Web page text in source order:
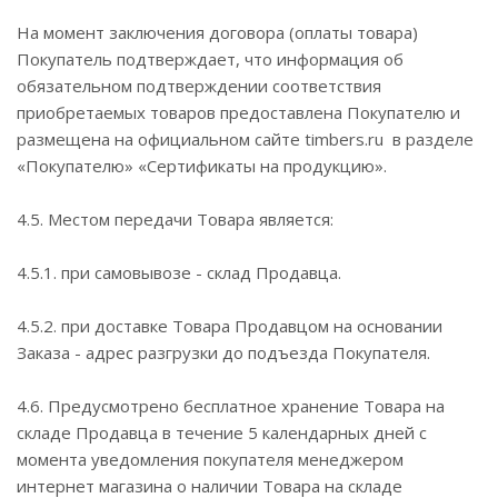
На момент заключения договора (оплаты товара)
Покупатель подтверждает, что информация об
обязательном подтверждении соответствия
приобретаемых товаров предоставлена Покупателю и
размещена на официальном сайте timbers.ru в разделе
«Покупателю» «Сертификаты на продукцию».
4.5. Местом передачи Товара является:
4.5.1. при самовывозе - склад Продавца.
4.5.2. при доставке Товара Продавцом на основании
Заказа - адрес разгрузки до подъезда Покупателя.
4.6. Предусмотрено бесплатное хранение Товара на
складе Продавца в течение 5 календарных дней с
момента уведомления покупателя менеджером
интернет магазина о наличии Товара на складе